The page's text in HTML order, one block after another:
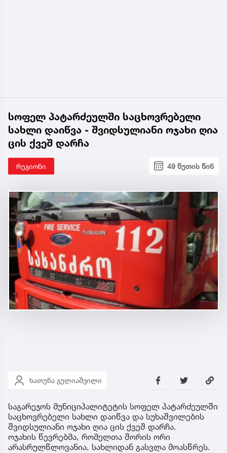
სოფელ პატარძეულში საცხოვრებელი
სახლი დაიწვა - შვიდსულიანი ოჯახი ღია
ცის ქვეშ დარჩა
რეგიონი 49 წუთის წინ
ხათუნა გულიაშვილი
საგარეჯოს მუნიციპალიტეტის სოფელ პატარძეულში
საცხოვრებელი სახლი დაიწვა და სუხაშვილების
შვიდსულიანი ოჯახი ღია ცის ქვეშ დარჩა.
ოჯახის წევრებმა, რომელთა შორის ორი
არასრულწლოვანია, სახლიდან გასვლა მოასწრეს.